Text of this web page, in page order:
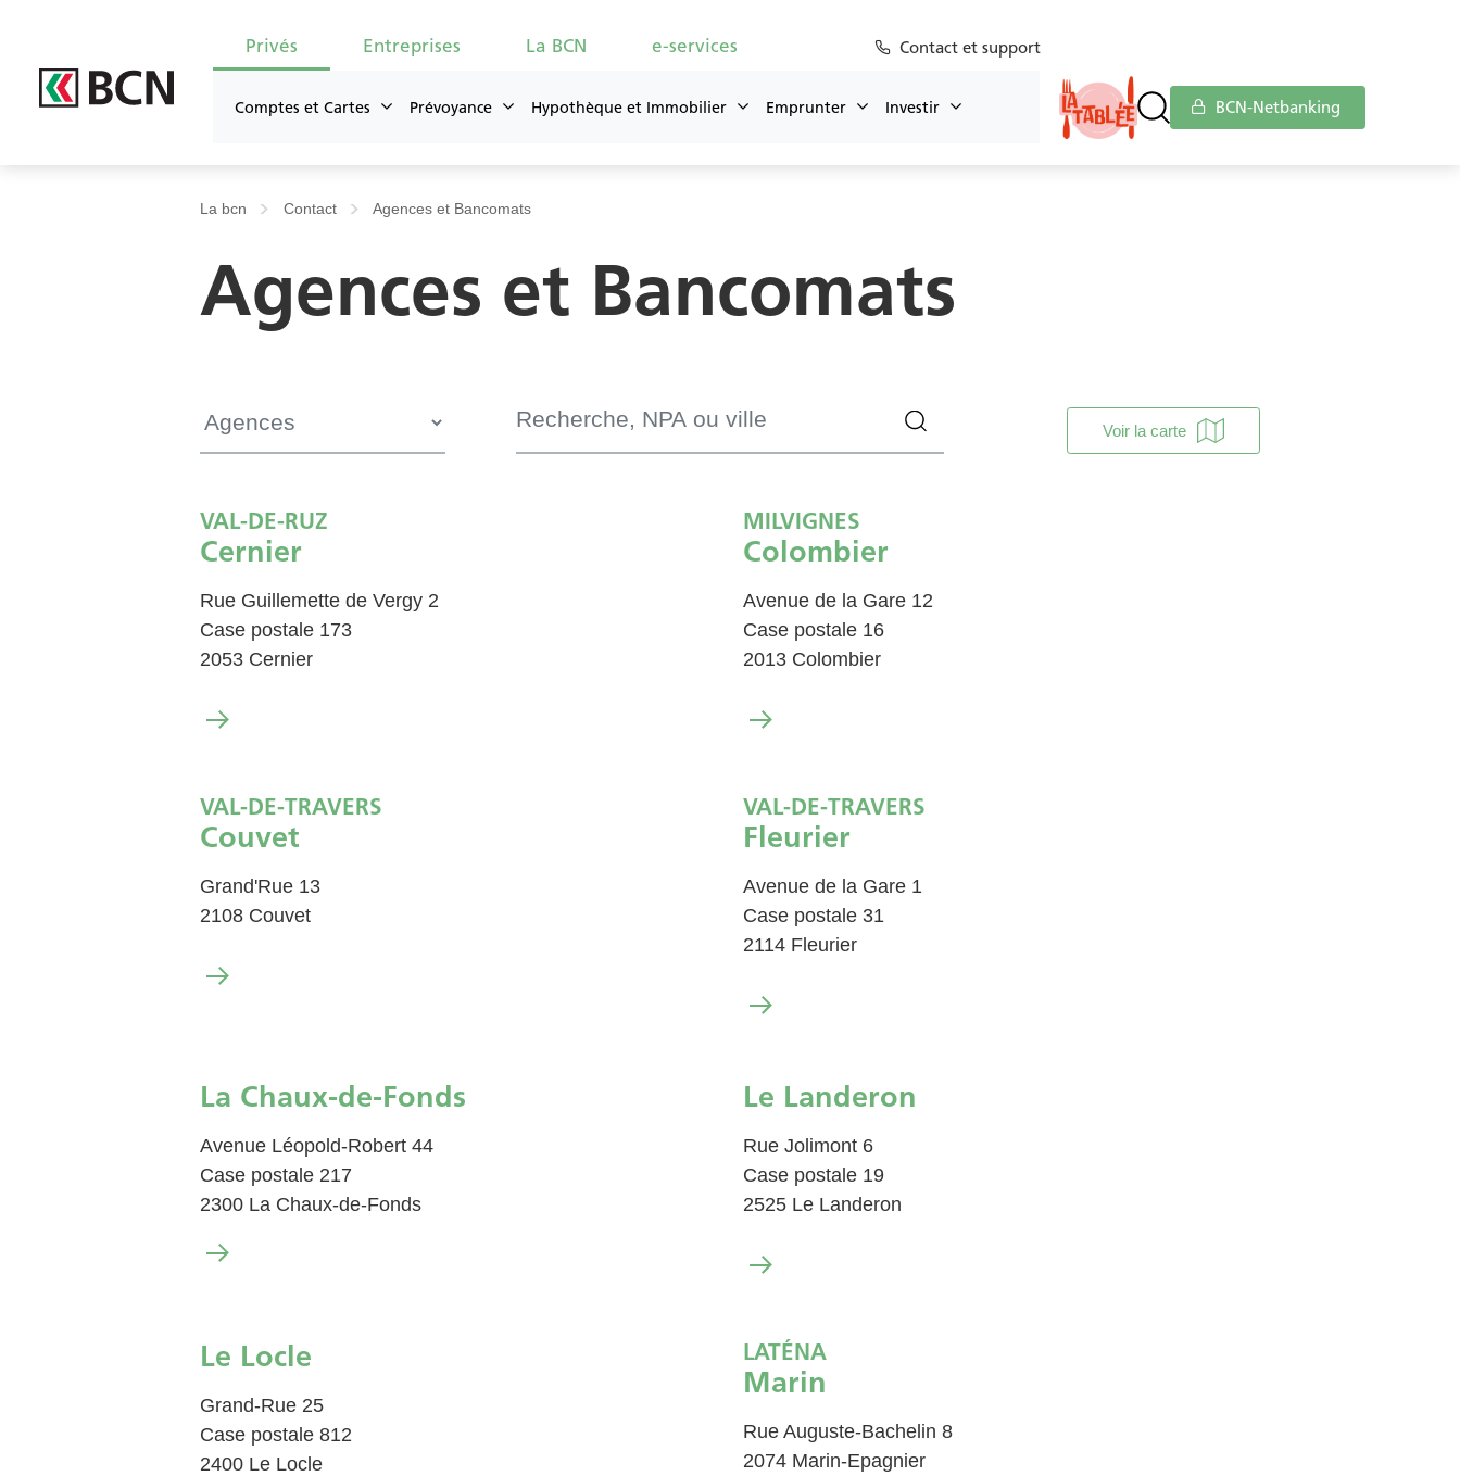
Privés Entreprises La BCN e-services Contact et support
Comptes et Cartes Prévoyance Hypothèque et Immobilier Emprunter Investir BCN-Netbanking
Contact général Urgences cartes
La bcn Contact Agences et Bancomats
Agences et Bancomats
Voir la carte
VAL-DE-RUZ
Cernier
Rue Guillemette de Vergy 2
Case postale 173
2053 Cernier
MILVIGNES
Colombier
Avenue de la Gare 12
Case postale 16
2013 Colombier
VAL-DE-TRAVERS
Couvet
Grand'Rue 13
2108 Couvet
VAL-DE-TRAVERS
Fleurier
Avenue de la Gare 1
Case postale 31
2114 Fleurier
La Chaux-de-Fonds
Avenue Léopold-Robert 44
Case postale 217
2300 La Chaux-de-Fonds
Le Landeron
Rue Jolimont 6
Case postale 19
2525 Le Landeron
Le Locle
Grand-Rue 25
Case postale 812
2400 Le Locle
LATÉNA
Marin
Rue Auguste-Bachelin 8
2074 Marin-Epagnier